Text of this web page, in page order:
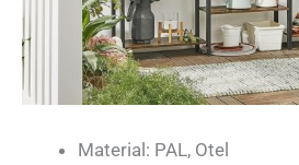
Material: PAL, Otel